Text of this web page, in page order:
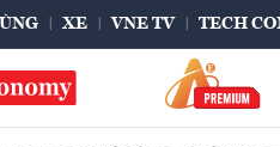
XE VNE TV TECH